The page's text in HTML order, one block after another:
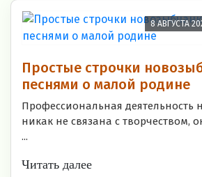
8 АВГУСТА
Простые строчки
песнями о малой родине
Профессиональная деятельность
никак не связана с творчеством,
...
Читать далее